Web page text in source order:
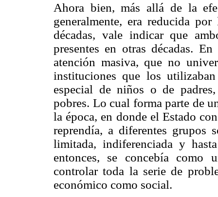
Ahora bien, más allá de la
generalmente, era reducida
décadas, vale indicar que
presentes en otras décadas.
atención masiva, que no
instituciones que los
especial de niños o de
pobres. Lo cual forma parte de
la época, en donde el Estado
reprendía, a diferentes grupos
limitada, indiferenciada y
entonces, se concebía como
controlar toda la serie de
económico como social.